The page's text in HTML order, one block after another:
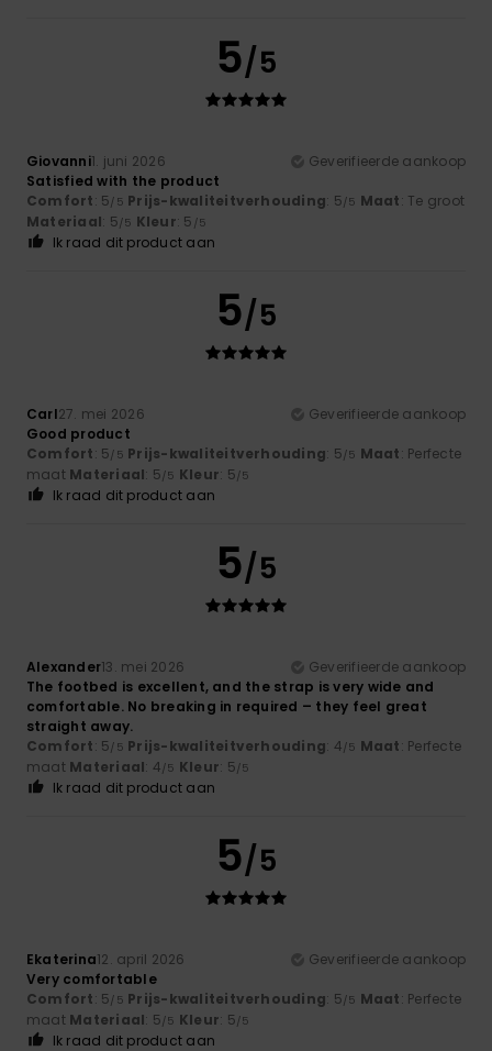
5/5
Giovanni1. juni 2026
Geverifieerde aankoop
Satisfied with the product
Comfort: 5/5 Prijs-kwaliteitverhouding: 5/5 Maat: Te groot
Materiaal: 5/5 Kleur: 5 /5
Ik raad dit product aan
5/5
Carl27. mei 2026
Geverifieerde aankoop
Good product
Comfort: 5/5 Prijs-kwaliteitverhouding: 5/5 Maat: Perfecte
maat Materiaal: 5/5 Kleur: 5/5
Ik raad dit product aan
5/5
Alexander13. mei 2026
Geverifieerde aankoop
The footbed is excellent, and the strap is very wide and
comfortable. No breaking in required – they feel great
straight away.
Comfort: 5/5 Prijs-kwaliteitverhouding: 4/5 Maat: Perfecte
maat Materiaal: 4/5 Kleur: 5/5
Ik raad dit product aan
5/5
Ekaterina12. april 2026
Geverifieerde aankoop
Very comfortable
Comfort: 5/5 Prijs-kwaliteitverhouding: 5/5 Maat: Perfecte
maat Materiaal: 5/5 Kleur: 5/5
Ik raad dit product aan